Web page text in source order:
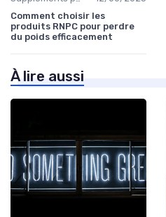
Comment choisir les
produits RNPC pour perdre
du poids efficacement
À lire aussi